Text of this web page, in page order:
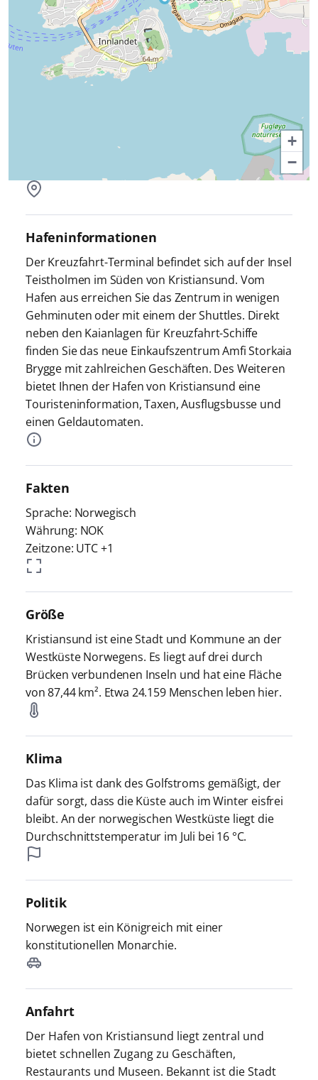
+
−
Hafeninformationen
Der Kreuzfahrt-Terminal befindet sich auf der Insel
Teistholmen im Süden von Kristiansund. Vom
Hafen aus erreichen Sie das Zentrum in wenigen
Gehminuten oder mit einem der Shuttles. Direkt
neben den Kaianlagen für Kreuzfahrt-Schiffe
finden Sie das neue Einkaufszentrum Amfi Storkaia
Brygge mit zahlreichen Geschäften. Des Weiteren
bietet Ihnen der Hafen von Kristiansund eine
Touristeninformation, Taxen, Ausflugsbusse und
einen Geldautomaten.
Fakten
Sprache: Norwegisch
Währung: NOK
Zeitzone: UTC +1
Größe
Kristiansund ist eine Stadt und Kommune an der
Westküste Norwegens. Es liegt auf drei durch
Brücken verbundenen Inseln und hat eine Fläche
von 87,44 km². Etwa 24.159 Menschen leben hier.
Klima
Das Klima ist dank des Golfstroms gemäßigt, der
dafür sorgt, dass die Küste auch im Winter eisfrei
bleibt. An der norwegischen Westküste liegt die
Durchschnittstemperatur im Juli bei 16 °C.
Politik
Norwegen ist ein Königreich mit einer
konstitutionellen Monarchie.
Anfahrt
Der Hafen von Kristiansund liegt zentral und
bietet schnellen Zugang zu Geschäften,
Restaurants und Museen. Bekannt ist die Stadt